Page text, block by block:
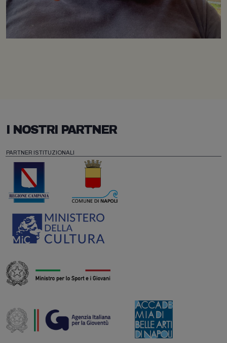
I NOSTRI PARTNER
PARTNER ISTITUZIONALI